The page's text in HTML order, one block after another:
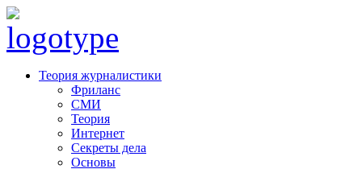
Теория журналистики
Фриланс
СМИ
Теория
Интернет
Секреты дела
Основы